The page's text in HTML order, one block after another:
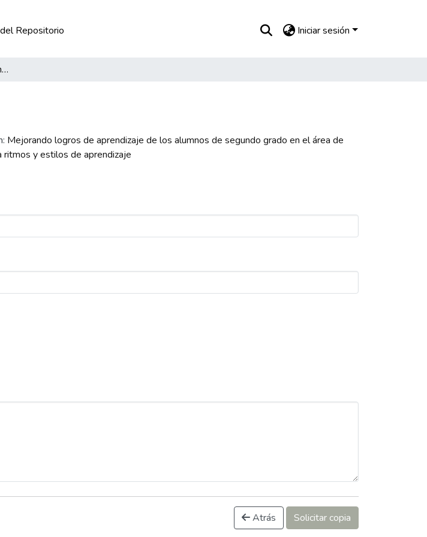
Repositorio Iniciar sesión
Mejorando logros de aprendizaje de los alumnos de segundo grado en el área de matemática, mediante el reforzamiento pedagógico en grupos de acuerdo a ritmos y estilos de aprendizaje
Mejorando logros de aprendizaje de los alumnos de segundo grado en el área de
ritmos y estilos de aprendizaje
Atrás Solicitar copia